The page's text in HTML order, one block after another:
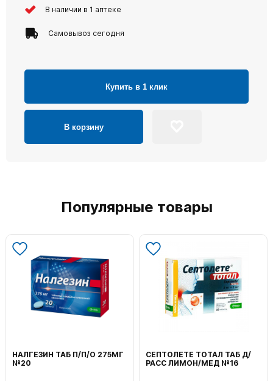
В наличии в 1 аптеке
Самовывоз сегодня
Купить в 1 клик
В корзину
Популярные товары
НАЛГЕЗИН ТАБ П/П/О 275МГ
№20
СЕПТОЛЕТЕ ТОТАЛ ТАБ Д/
РАСС ЛИМОН/МЕД №16